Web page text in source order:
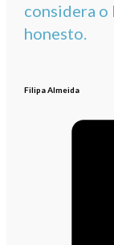
considera o
honesto.
Filipa Almeida